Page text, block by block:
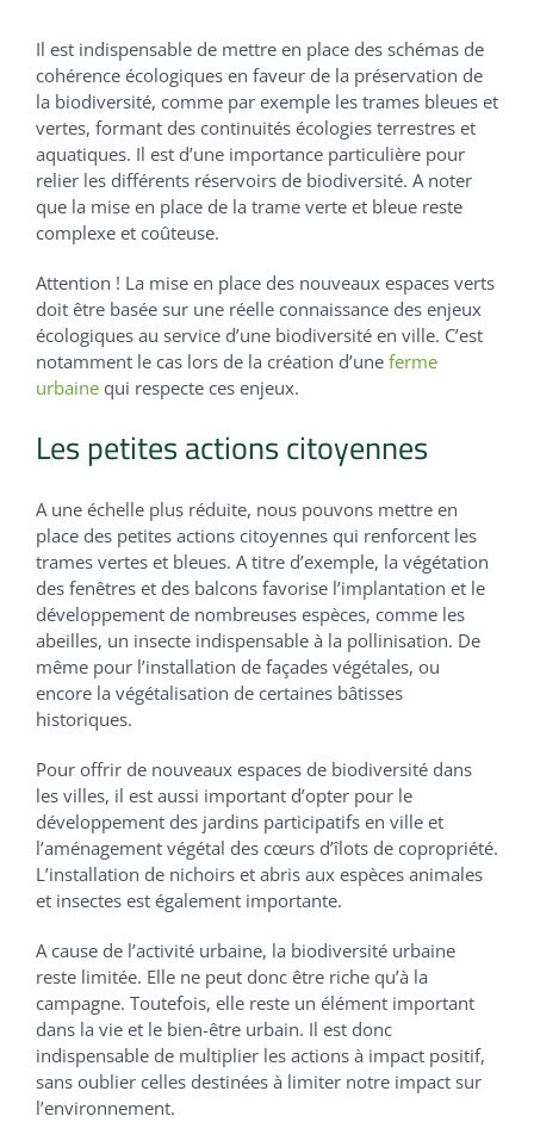
Il est indispensable de mettre en place des schémas de
cohérence écologiques en faveur de la préservation de
la biodiversité, comme par exemple les trames bleues et
vertes, formant des continuités écologies terrestres et
aquatiques. Il est d’une importance particulière pour
relier les différents réservoirs de biodiversité. A noter
que la mise en place de la trame verte et bleue reste
complexe et coûteuse.
Attention ! La mise en place des nouveaux espaces verts
doit être basée sur une réelle connaissance des enjeux
écologiques au service d’une biodiversité en ville. C’est
notamment le cas lors de la création d’une ferme
urbaine qui respecte ces enjeux.
Les petites actions citoyennes
A une échelle plus réduite, nous pouvons mettre en
place des petites actions citoyennes qui renforcent les
trames vertes et bleues. A titre d’exemple, la végétation
des fenêtres et des balcons favorise l’implantation et le
développement de nombreuses espèces, comme les
abeilles, un insecte indispensable à la pollinisation. De
même pour l’installation de façades végétales, ou
encore la végétalisation de certaines bâtisses
historiques.
Pour offrir de nouveaux espaces de biodiversité dans
les villes, il est aussi important d’opter pour le
développement des jardins participatifs en ville et
l’aménagement végétal des cœurs d’îlots de copropriété.
L’installation de nichoirs et abris aux espèces animales
et insectes est également importante.
A cause de l’activité urbaine, la biodiversité urbaine
reste limitée. Elle ne peut donc être riche qu’à la
campagne. Toutefois, elle reste un élément important
dans la vie et le bien-être urbain. Il est donc
indispensable de multiplier les actions à impact positif,
sans oublier celles destinées à limiter notre impact sur
l’environnement.